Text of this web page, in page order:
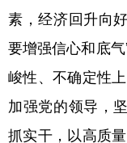
素，经济回升向
要增强信心和底
峻性、不确定性
加强党的领导，
抓实干，以高质